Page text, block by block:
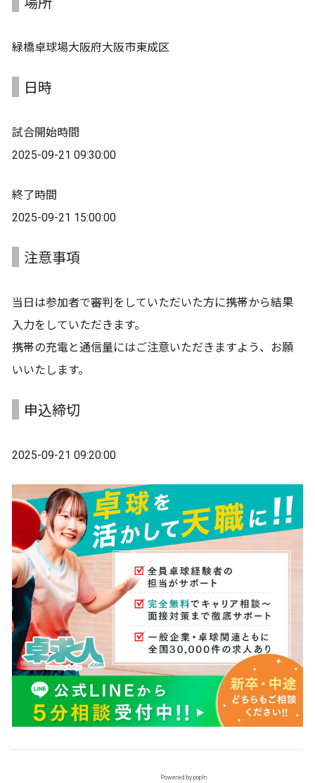
緑橋卓球場大阪府大阪市東成区
日時
試合開始時間
2025-09-21 09:30:00
終了時間
2025-09-21 15:00:00
注意事項
当日は参加者で審判をしていただいた方に携帯から結果
入力をしていただきます。
携帯の充電と通信量にはご注意いただきますよう、お願
いいたします。
申込締切
2025-09-21 09:20:00
Powered by popIn